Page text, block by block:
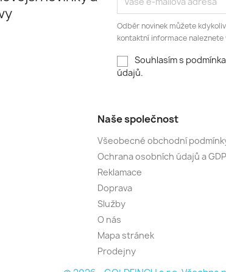
Odběr novinek můžete
kontaktní informace naleznete
Souhlasím s
údajů.
Naše společnost
Všeobecné obchodní
Ochrana osobních údajů a
Reklamace
Doprava
Služby
O nás
Mapa stránek
Prodejny